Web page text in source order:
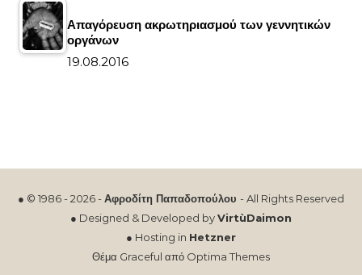
Απαγόρευση ακρωτηριασμού των γεννητικών
οργάνων
19.08.2016
● © 1986 - 2026 -Αφροδίτη Παπαδοπούλου - All Rights Reserved
● Designed & Developed byVirtùDaimon
● Hosting in Hetzner
Θέμα Graceful από Optima Themes